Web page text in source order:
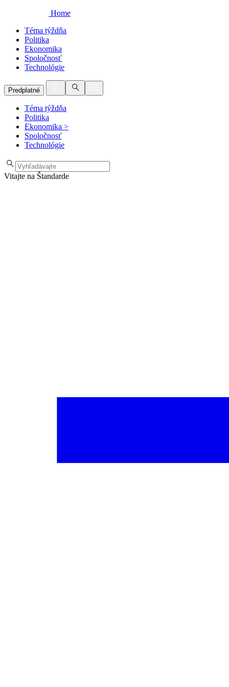
Home
Téma týždňa
Politika
Ekonomika
Spoločnosť
Technológie
Predplatné
Téma týždňa
Politika
Ekonomika >
Spoločnosť
Technológie
Vitajte na Štandarde